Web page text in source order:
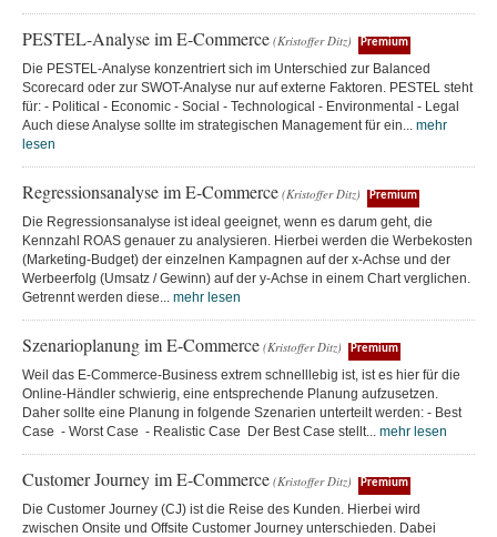
PESTEL-Analyse im E-Commerce (Kristoffer Ditz) Premium
Die PESTEL-Analyse konzentriert sich im Unterschied zur Balanced
Scorecard oder zur SWOT-Analyse nur auf externe Faktoren. PESTEL steht
für: - Political - Economic - Social - Technological - Environmental - Legal
Auch diese Analyse sollte im strategischen Management für ein... mehr
lesen
Regressionsanalyse im E-Commerce (Kristoffer Ditz) Premium
Die Regressionsanalyse ist ideal geeignet, wenn es darum geht, die
Kennzahl ROAS genauer zu analysieren. Hierbei werden die Werbekosten
(Marketing-Budget) der einzelnen Kampagnen auf der x-Achse und der
Werbeerfolg (Umsatz / Gewinn) auf der y-Achse in einem Chart verglichen.
Getrennt werden diese... mehr lesen
Szenarioplanung im E-Commerce (Kristoffer Ditz) Premium
Weil das E-Commerce-Business extrem schnelllebig ist, ist es hier für die
Online-Händler schwierig, eine entsprechende Planung aufzusetzen.
Daher sollte eine Planung in folgende Szenarien unterteilt werden: - Best
Case - Worst Case - Realistic Case Der Best Case stellt... mehr lesen
Customer Journey im E-Commerce (Kristoffer Ditz) Premium
Die Customer Journey (CJ) ist die Reise des Kunden. Hierbei wird
zwischen Onsite und Offsite Customer Journey unterschieden. Dabei